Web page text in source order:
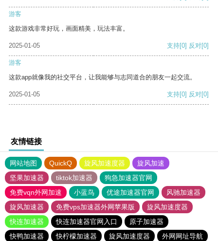
游客
这款游戏非常好玩，画面精美，玩法丰富。
2025-01-05 支持[0] 反对[0]
游客
这款app就像我的社交平台，让我能够与志同道合的朋友一起交流。
2025-01-05 支持[0] 反对[0]
友情链接
网站地图 QuickQ 旋风加速度器
旋风加速
坚果加速器
tiktok加速器
狗急加速器官网
免费vqn外网加速
小蓝鸟 优途加速器官网
风驰加速器
旋风加速器
免费vps加速器外网苹果版
旋风加速度器
快连加速器
快连加速器官网入口
原子加速器
快鸭加速器
快柠檬加速器 旋风加速度器
外网网址导航